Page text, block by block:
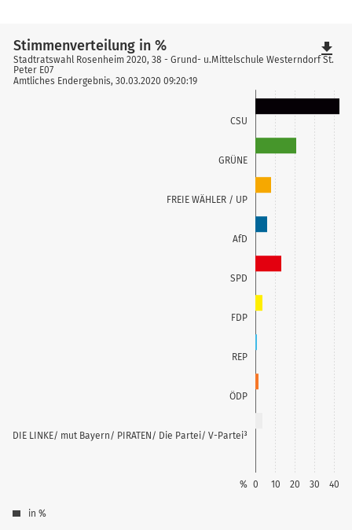
CSU
GRÜNE
FREIE WÄHLER / UP
AfD
SPD
FDP
REP
ÖDP
DIE LINKE/ mut Bayern/ PIRATEN/ Die Partei/ V-Partei³
0 10 20 30 40
%
Stimmenverteilung in %
Stadtratswahl Rosenheim 2020, 38 - Grund- u.Mittelschule Westerndorf St.
Peter E07
Amtliches Endergebnis, 30.03.2020 09:20:19
in %
file_download